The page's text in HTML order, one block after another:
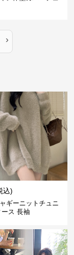
›
込)
ギーニットチュニ
ース 長袖